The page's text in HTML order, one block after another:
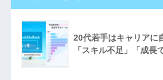
20代若手はキャリアに
「スキル不足」「成長